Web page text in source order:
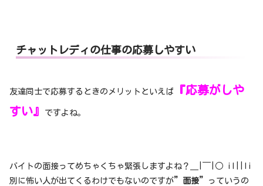
チャットレディの仕事の応募しやすい
友達同士で応募するときのメリットといえば
『応募がしや
すい』
ですよね。
バイトの面接ってめちゃくちゃ緊張しますよね？＿|￣|○ il||li
別に怖い人が出てくるわけでもないのですが”面接”
っていうの